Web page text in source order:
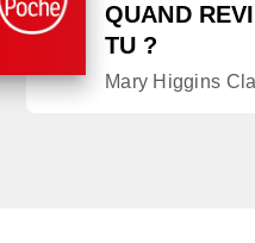
QUAND
TU ?
Mary Higgins